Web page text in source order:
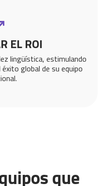
EL ROI
lingüística, estimulando
global de su equipo
que